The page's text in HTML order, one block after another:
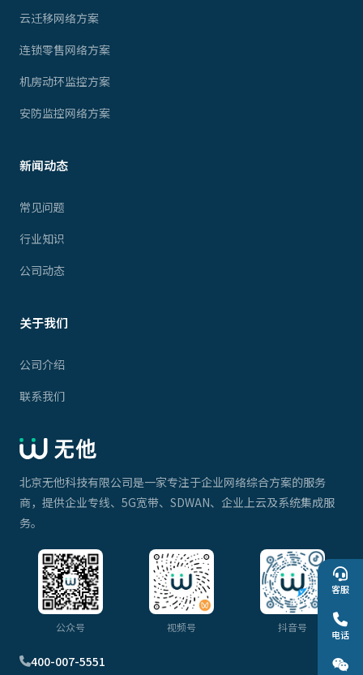
云迁移网络方案
连锁零售网络方案
机房动环监控方案
安防监控网络方案
新闻动态
常见问题
行业知识
公司动态
关于我们
公司介绍
联系我们
北京无他科技有限公司是一家专注于企业网络综合方案的服务
商，提供企业专线、5G宽带、SDWAN、企业上云及系统集成服
务。
公众号 视频号 抖音号
400-007-5551
客服
电话